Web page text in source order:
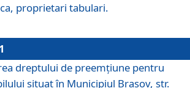
proprietari tabulari.
dreptului de preemţiune pentru
situat în Municipiul Braşov, str.